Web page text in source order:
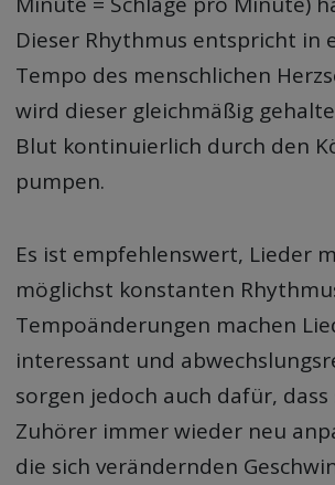
Dieser Rhythmus entspricht in
Tempo des menschlichen
wird dieser gleichmäßig
Blut kontinuierlich durch den
pumpen.
Es ist empfehlenswert, Lieder
möglichst konstanten
Tempoänderungen machen
interessant und
sorgen jedoch auch dafür, dass
Zuhörer immer wieder neu
die sich verändernden